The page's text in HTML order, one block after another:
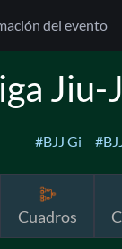
del evento
#BJJ Gi
Cuadros